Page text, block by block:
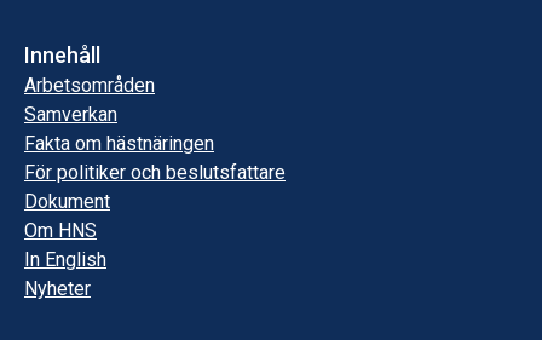
Innehåll
Arbetsområden
Samverkan
Fakta om hästnäringen
För politiker och beslutsfattare
Dokument
Om HNS
In English
Nyheter